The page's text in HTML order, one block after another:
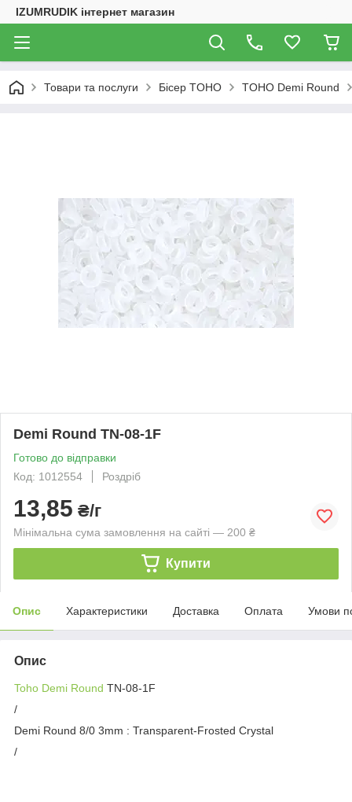
IZUMRUDIK інтернет магазин
Товари та послуги Бісер TOHO TOHO Demi Round
Demi Round TN-08-1F
Готово до відправки
Код: 1012554
Роздріб
13,85 ₴/г
Мінімальна сума замовлення на сайті — 200 ₴
Купити
Опис Характеристики Доставка Оплата Умови
Опис
Toho Demi Round TN-08-1F
/
Demi Round 8/0 3mm : Transparent-Frosted Crystal
/